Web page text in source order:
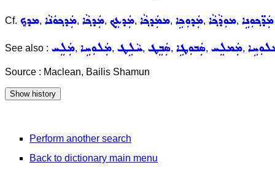
Cf. ܡܕܟ݂, ܡܲܕܟ݂ܘܿܢܵܐ, ܡܲܕܟ݂ܵܐ, ܡܲܕܥܸܟ݂, ܡܡܲܕܟ݂ܵܐ, ܡܲܕܘܼܟܹܐ, ܡܘܼܕܵܟ݂ܵܐ,
See also : ܡܲܠܸܚ, ܡܲܠܘܼܚܹܐ, ܚܵܠܹܛ, ܣܲܒܸܛ, ܣܲܒܘܼܛܹܐ, ܡܲܡܠܸܚ,
Source : Maclean, Bailis Shamun
Perform another search
Back to dictionary main menu